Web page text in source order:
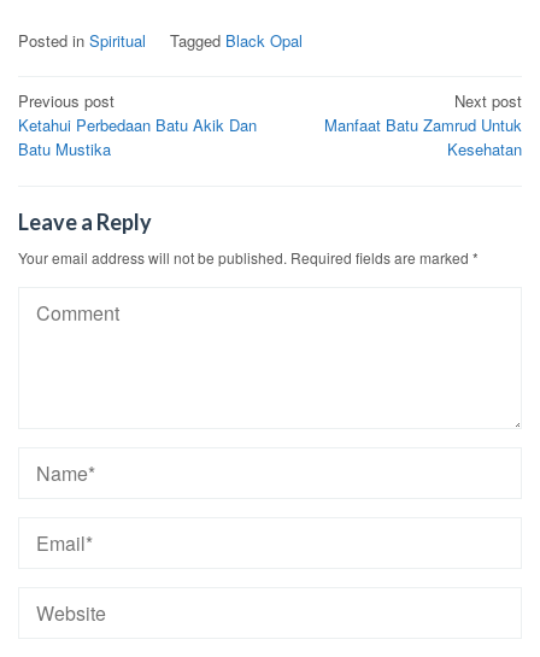
Posted in Spiritual Tagged Black Opal
Post
navigation
Previous post
Ketahui Perbedaan Batu Akik Dan
Batu Mustika
Next post
Manfaat Batu Zamrud Untuk
Kesehatan
Leave a Reply
Your email address will not be published. Required fields are marked *